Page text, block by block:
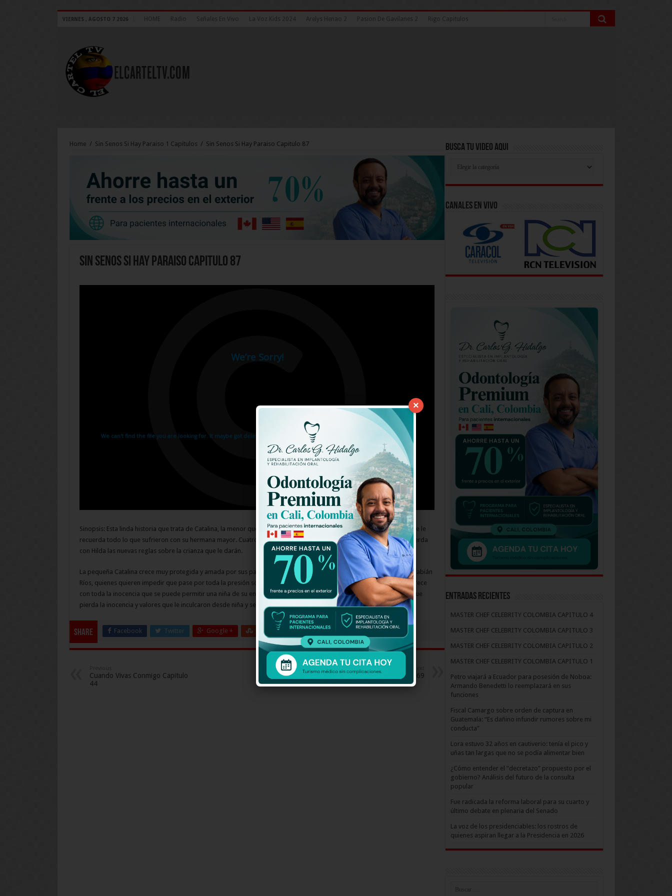
VIERNES , AGOSTO 7 2026 HOME Radio Señales En Vivo La Voz Kids 2024 Arelys Henao 2 Pasion De Gavilanes 2 Rigo Capitulos
Home / Sin Senos Si Hay Paraiso 1 Capitulos / Sin Senos Si Hay Paraiso Capitulo 87
Sin Senos Si Hay Paraiso Capitulo 87
Sinopsis: Esta linda historia que trata de Catalina, la menor que llega a este mundo, Albeiro, su papá, la rechaza porque le
recuerda todo lo que sufrieron con su hermana mayor. Cuatro meses después del nacimiento decide conocerla y acuerda
con Hilda las nuevas reglas sobre la crianza que le darán.
La pequeña Catalina crece muy protegida y amada por sus padres que son interpretados por Catherine Siachoque y Fabián
Ríos, quienes quieren impedir que pase por toda la presión social y la violencia que rodeaba a su hermana. Catalina crece
con toda la inocencia que se puede permitir una niña de su entorno, pero los celos y la envidia de su enemiga harán que
pierda la inocencia y valores que le inculcaron desde niña y se conviertan en odio y sed de venganza.
Share Facebook Twitter Google + Stumbleupon LinkedIn Pinterest
Cuando Vivas Conmigo Capitulo
44
Hilo de Sangre Azul Capitulo 69
Busca Tu Video Aqui
Aqui
Canales En Vivo
Entradas recientes
MASTER CHEF CELEBRITY COLOMBIA CAPITULO 4
MASTER CHEF CELEBRITY COLOMBIA CAPITULO 3
MASTER CHEF CELEBRITY COLOMBIA CAPITULO 2
MASTER CHEF CELEBRITY COLOMBIA CAPITULO 1
Petro viajará a Ecuador para posesión de Noboa:
Armando Benedetti lo reemplazará en sus
funciones
Fiscal Camargo sobre orden de captura en
Guatemala: “Es dañino infundir rumores sobre mi
conducta”
Lora estuvo 32 años en cautiverio: tenía el pico y
uñas tan largas que no se podía alimentar bien
¿Cómo entender el “decretazo” propuesto por el
gobierno? Análisis del futuro de la consulta
popular
Fue radicada la reforma laboral para su cuarto y
último debate en plenaria del Senado
La voz de los presidenciables: los rostros de
quienes aspiran llegar a la Presidencia en 2026
×